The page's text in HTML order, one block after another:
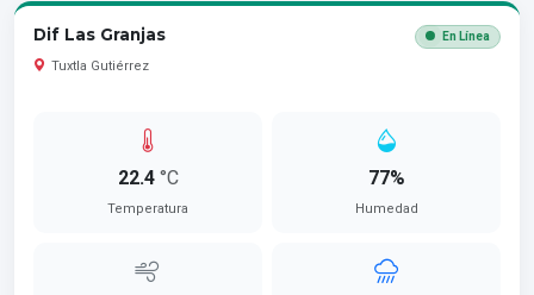
Dif Las Granjas
Tuxtla Gutiérrez
En Línea
22.4 °C
Temperatura
77%
Humedad